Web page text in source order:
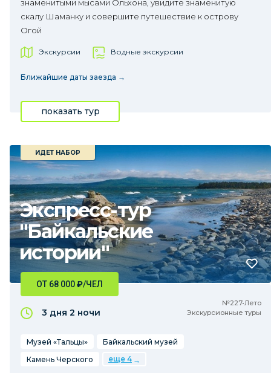
знаменитыми мысами Ольхона, увидите знаменитую
скалу Шаманку и совершите путешествие к острову
Огой
Экскурсии Водные экскурсии
Ближайшие даты заезда →
показать тур
Экспресс-тур
"Байкальские
истории"
ИДЕТ НАБОР
№227•Лето
Экскурсионные туры
ОТ 68 000₽/ЧЕЛ
3 дня 2 ночи
Музей «Тальцы»
Байкальский музей
Камень Черского
еще 4